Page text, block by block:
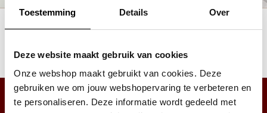
Toestemming Details Over
Deze website maakt gebruik van cookies
Onze webshop maakt gebruikt van cookies. Deze
gebruiken we om jouw webshopervaring te verbeteren en
te personaliseren. Deze informatie wordt gedeeld met
Het artikel dat u zoekt is helaas niet meer aanwezig. Wellicht kunnen
Klik hier om ons assortiment geschenken te bekijken.